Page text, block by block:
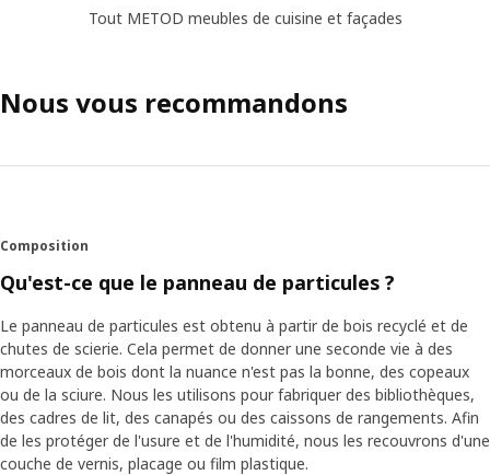
Tout METOD meubles de cuisine et façades
Nous vous recommandons
Composition
Qu'est-ce que le panneau de particules ?
Le panneau de particules est obtenu à partir de bois recyclé et de
chutes de scierie. Cela permet de donner une seconde vie à des
morceaux de bois dont la nuance n'est pas la bonne, des copeaux
ou de la sciure. Nous les utilisons pour fabriquer des bibliothèques,
des cadres de lit, des canapés ou des caissons de rangements. Afin
de les protéger de l'usure et de l'humidité, nous les recouvrons d'une
couche de vernis, placage ou film plastique.